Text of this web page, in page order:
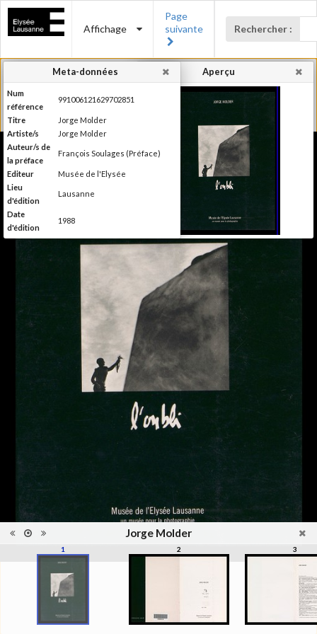
Affichage
Page
suivante
Rechercher :
Jorge Molder
1 2 3
Aperçu
Meta-données
Num
référence
991006121629702851
Titre
Jorge Molder
Artiste/s
Jorge Molder
Auteur/s de
la préface
François Soulages (Préface)
Editeur
Musée de l'Elysée
Lieu
d'édition
Lausanne
Date
d'édition
1988
Publié à l'occasion de
l'exposition : "Jorge Molder",
Monographie
reliure
Noir & Blanc
1 vol. (non paginé)
22 x 16 cm
Collection Schifferli